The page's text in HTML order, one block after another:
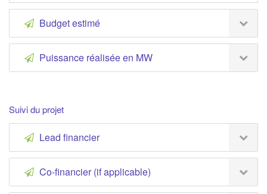
Budget estimé
Puissance réalisée en MW
Suivi du projet
Lead financier
Co-financier (if applicable)